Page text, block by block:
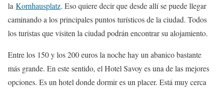
la Kornhausplatz. Eso quiere decir que desde allí se puede llegar
caminando a los principales puntos turísticos de la ciudad. Todos
los turistas que visiten la ciudad podrán encontrar su alojamiento.
Entre los 150 y los 200 euros la noche hay un abanico bastante
más grande. En este sentido, el Hotel Savoy es una de las mejores
opciones. Es un hotel donde dormir es un placer. Está muy cerca